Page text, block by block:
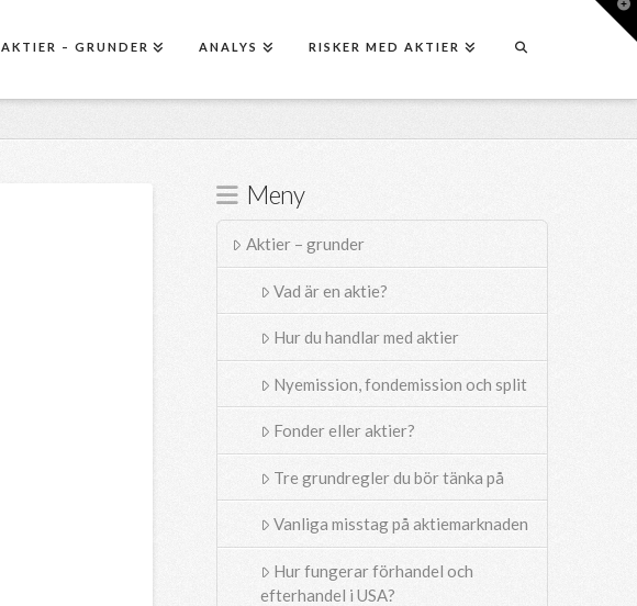
AKTIER – GRUNDER ANALYS RISKER MED AKTIER
Meny
Aktier – grunder
Vad är en aktie?
Hur du handlar med aktier
Nyemission, fondemission och split
Fonder eller aktier?
Tre grundregler du bör tänka på
Vanliga misstag på aktiemarknaden
Hur fungerar förhandel och
efterhandel i USA?